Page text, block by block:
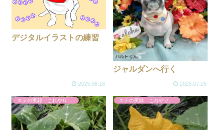
デジタルイラストの練習
2025.08.18
ジャルダンへ行く
2025.07.25